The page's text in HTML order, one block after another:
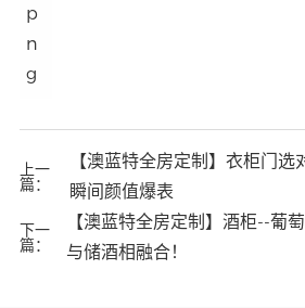
上一
篇：
【澳蓝特全房定制】衣柜门
瞬间颜值爆表
下一
篇：
【澳蓝特全房定制】酒柜--葡
与储酒相融合！